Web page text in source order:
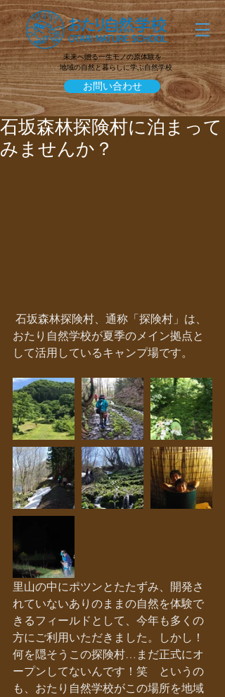
未来へ贈る一生モノの原体験を
地域の自然と暮らしに学ぶ自然学校
お問い合わせ
石坂森林探険村に泊まって
みませんか？
おたり自然学校が夏季のメイン拠点と
して活用しているキャンプ場です。
里山の中にポツンとたたずみ、開発さ
れていないありのままの自然を体験で
きるフィールドとして、今年も多くの
方にご利用いただきました。しかし！
何を隠そうこの探険村…まだ正式にオ
ープンしてないんです！笑　というの
も、おたり自然学校がこの場所を地域